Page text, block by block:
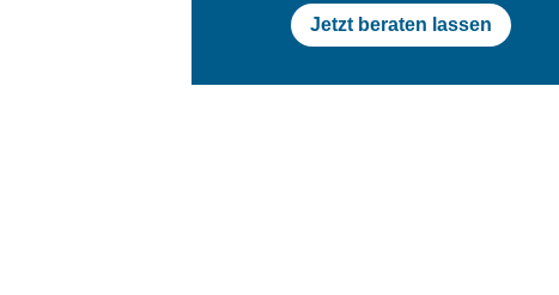
Jetzt beraten lassen